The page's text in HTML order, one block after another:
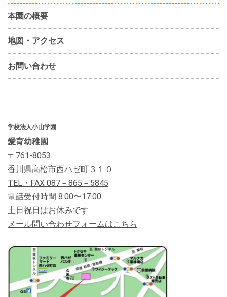
本園の概要
地図・アクセス
お問い合わせ
学校法人小山学園
愛育幼稚園
〒 761-8053
香川県高松市西ハゼ町３１０
TEL・FAX 087 －865－5845
電話受付時間 8:00〜17:00
土日祝日はお休みです
メール問い合わせフォームはこちら